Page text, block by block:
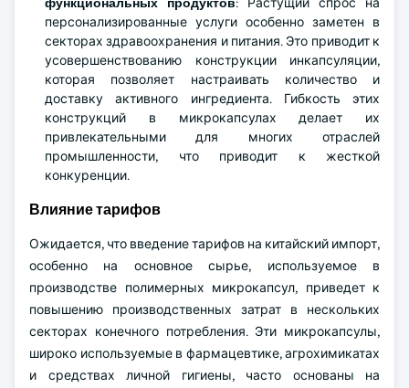
персонализированные услуги особенно заметен в
секторах здравоохранения и питания. Это приводит к
усовершенствованию конструкции инкапсуляции,
которая позволяет настраивать количество и
доставку активного ингредиента. Гибкость этих
конструкций в микрокапсулах делает их
привлекательными для многих отраслей
промышленности, что приводит к жесткой
конкуренции.
Влияние тарифов
Ожидается, что введение тарифов на китайский импорт,
особенно на основное сырье, используемое в
производстве полимерных микрокапсул, приведет к
повышению производственных затрат в нескольких
секторах конечного потребления. Эти микрокапсулы,
широко используемые в фармацевтике, агрохимикатах
и средствах личной гигиены, часто основаны на